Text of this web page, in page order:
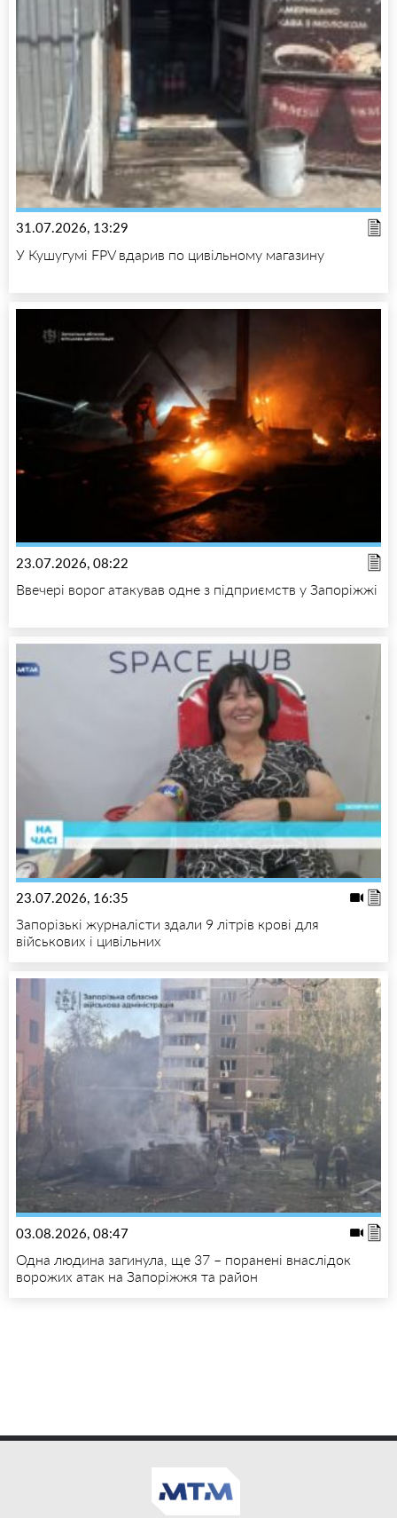
31.07.2026, 13:29
У Кушугумі FPV вдарив по цивільному магазину
23.07.2026, 08:22
Ввечері ворог атакував одне з підприємств у Запоріжжі
23.07.2026, 16:35
Запорізькі журналісти здали 9 літрів крові для
військових і цивільних
03.08.2026, 08:47
Одна людина загинула, ще 37 – поранені внаслідок
ворожих атак на Запоріжжя та район